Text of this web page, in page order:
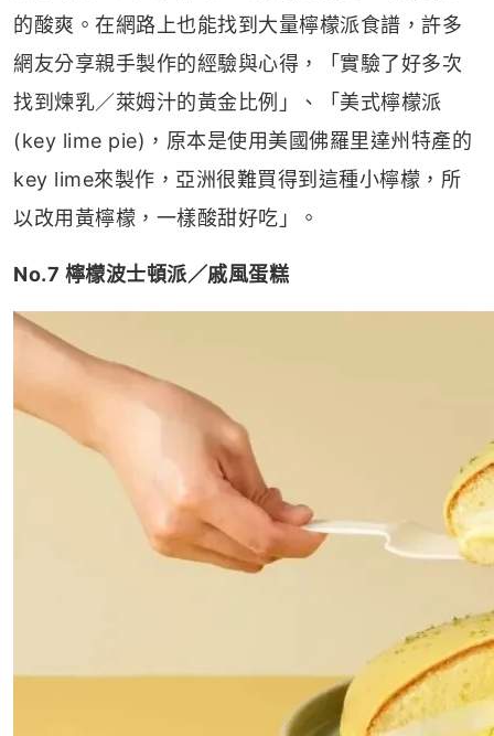
的酸爽。在網路上也能找到大量檸檬派食譜，許多
網友分享親手製作的經驗與心得，「實驗了好多次
找到煉乳／萊姆汁的黃金比例」、「美式檸檬派
(key lime pie)，原本是使用美國佛羅里達州特產的
key lime來製作，亞洲很難買得到這種小檸檬，所
以改用黃檸檬，一樣酸甜好吃」。
No.7 檸檬波士頓派／戚風蛋糕